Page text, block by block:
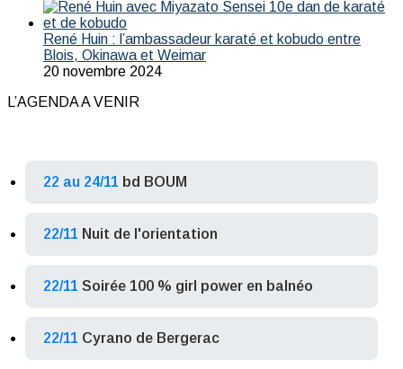
René Huin : l’ambassadeur karaté et kobudo entre
Blois, Okinawa et Weimar
20 novembre 2024
L’AGENDA A VENIR
22 au 24/11 bd BOUM
22/11 Nuit de l'orientation
22/11 Soirée 100 % girl power en balnéo
22/11 Cyrano de Bergerac